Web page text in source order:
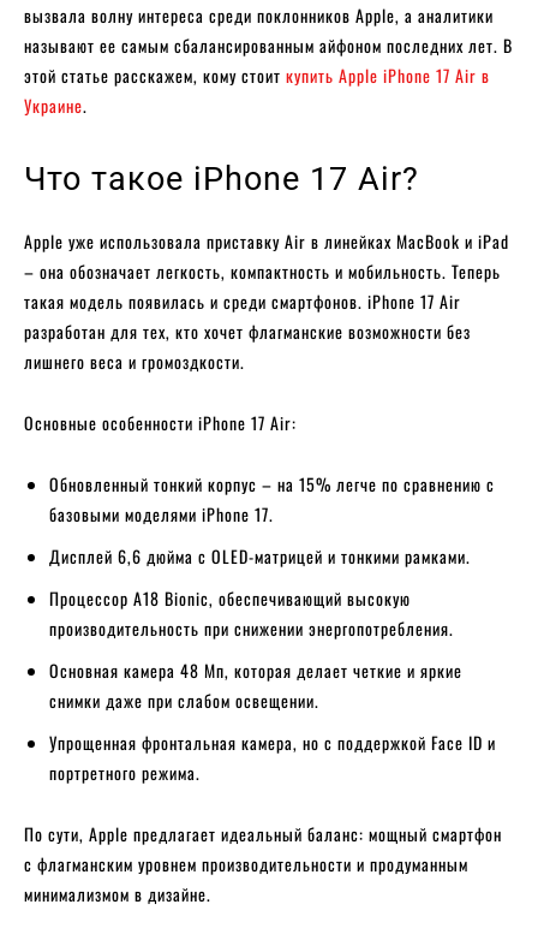
вызвала волну интереса среди поклонников Apple, а аналитики
называют ее самым сбалансированным айфоном последних лет. В
этой статье расскажем, кому стоит купить Apple iPhone 17 Air в
Украине.
Что такое iPhone 17 Air?
Apple уже использовала приставку Air в линейках MacBook и iPad
– она обозначает легкость, компактность и мобильность. Теперь
такая модель появилась и среди смартфонов. iPhone 17 Air
разработан для тех, кто хочет флагманские возможности без
лишнего веса и громоздкости.
Основные особенности iPhone 17 Air:
Обновленный тонкий корпус – на 15% легче по сравнению с
базовыми моделями iPhone 17.
Дисплей 6,6 дюйма с OLED-матрицей и тонкими рамками.
Процессор A18 Bionic, обеспечивающий высокую
производительность при снижении энергопотребления.
Основная камера 48 Мп, которая делает четкие и яркие
снимки даже при слабом освещении.
Упрощенная фронтальная камера, но с поддержкой Face ID и
портретного режима.
По сути, Apple предлагает идеальный баланс: мощный смартфон
с флагманским уровнем производительности и продуманным
минимализмом в дизайне.